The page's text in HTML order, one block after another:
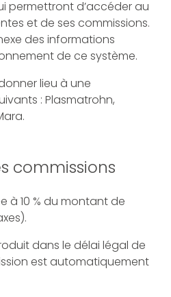
permettront d’accéder au
et de ses commissions.
des informations
de ce système.
lieu à une
: Plasmatrohn,
commissions
à 10 % du montant de
dans le délai légal de
est automatiquement